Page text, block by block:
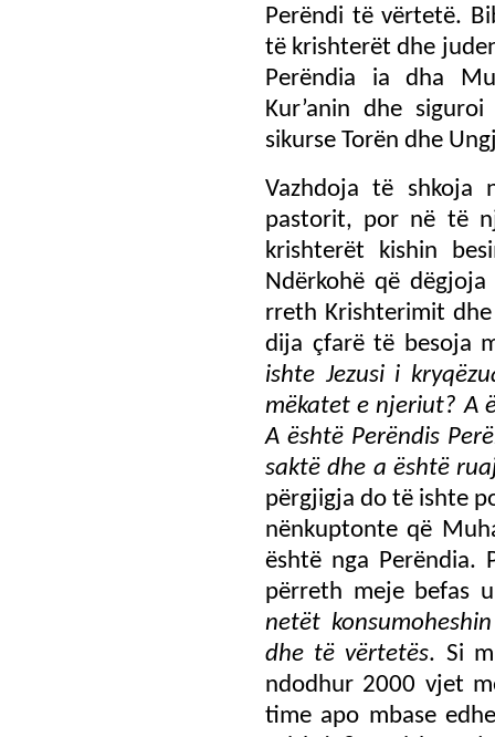
Perëndi të vërtetë.
të krishterët dhe
Perëndia ia dha
Kur’anin dhe
sikurse Torën dhe
Vazhdoja të shkoja
pastorit, por në të
krishterët kishin
Ndërkohë që
rreth Krishterimit
dija çfarë të besoja
ishte Jezusi i
mëkatet e njeriut? A
A është Perëndis
saktë dhe a është
përgjigja do të ishte
nënkuptonte që
është nga
përreth meje befas
netët
dhe të vërtetës. Si
ndodhur 2000 vjet
time apo mbase